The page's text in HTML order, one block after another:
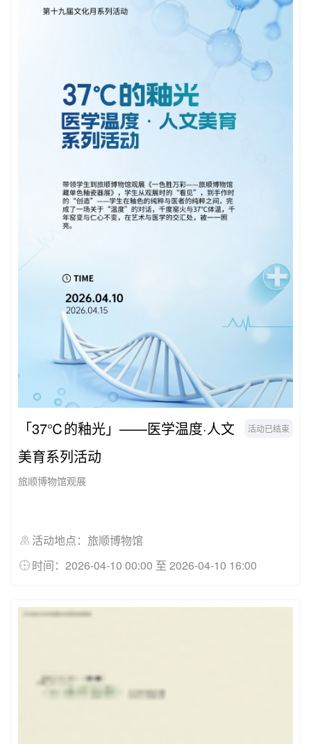
活动已结束
「37℃的釉光」——医学温度·人文
美育系列活动
旅顺博物馆观展
活动地点：旅顺博物馆
时间：2026-04-10 00:00 至 2026-04-10 16:00